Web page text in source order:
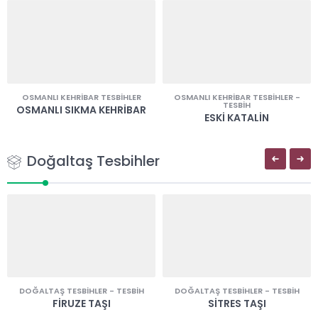
OSMANLI KEHRIBAR TESBIHLER
OSMANLI SIKMA KEHRIBAR
OSMANLI KEHRIBAR TESBIHLER-
TESBIH
ESKI KATALIN
Doğaltaş Tesbihler
DOĞALTAŞ TESBIHLER- TESBIH
FIRUZE TAŞI
DOĞALTAŞ TESBIHLER- TESBIH
SITRES TAŞI